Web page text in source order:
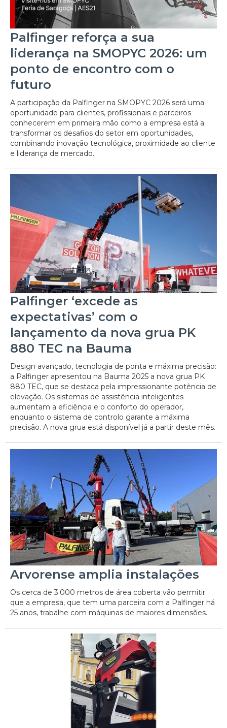
Palfinger reforça a sua
liderança na SMOPYC 2026: um
ponto de encontro com o
futuro
A participação da Palfinger na SMOPYC 2026 será uma
oportunidade para clientes, profissionais e parceiros
conhecerem em primeira mão como a empresa está a
transformar os desafios do setor em oportunidades,
combinando inovação tecnológica, proximidade ao cliente
e liderança de mercado.
Palfinger ‘excede as
expectativas’ com o
lançamento da nova grua PK
880 TEC na Bauma
Design avançado, tecnologia de ponta e máxima precisão:
a Palfinger apresentou na Bauma 2025 a nova grua PK
880 TEC, que se destaca pela impressionante potência de
elevação. Os sistemas de assistência inteligentes
aumentam a eficiência e o conforto do operador,
enquanto o sistema de controlo garante a máxima
precisão. A nova grua está disponível já a partir deste mês.
Arvorense amplia instalações
Os cerca de 3.000 metros de área coberta vão permitir
que a empresa, que tem uma parceira com a Palfinger há
25 anos, trabalhe com máquinas de maiores dimensões.